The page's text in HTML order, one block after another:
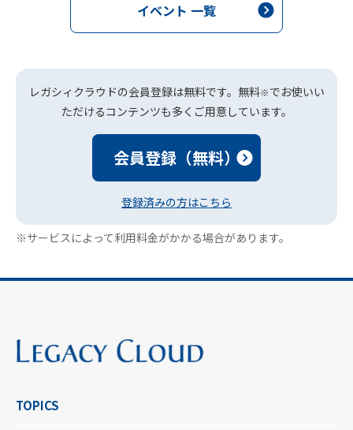
イベント 一覧
レガシィクラウドの会員登録は無料です。無料※でお使いい
ただけるコンテンツも多くご用意しています。
会員登録（無料）
登録済みの方はこちら
※サービスによって利用料金がかかる場合があります。
TOPICS